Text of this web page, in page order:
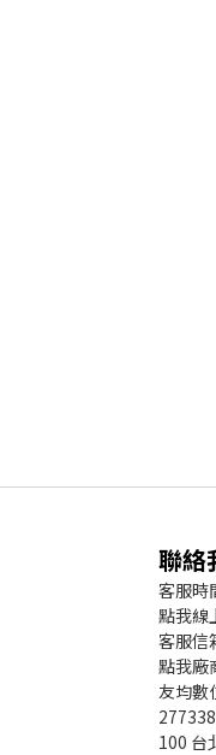
聯絡
客服時
點我線
客服
點我
友均數
100 台